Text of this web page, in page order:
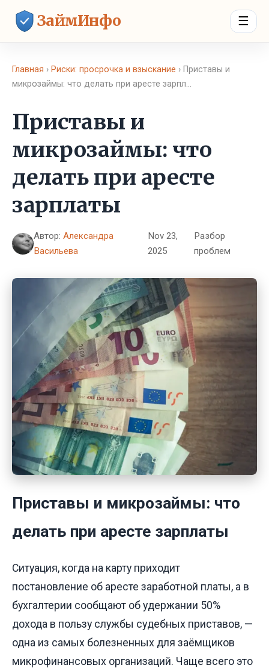
ЗаймИнфо ☰
Главная › Риски: просрочка и взыскание › Приставы и
микрозаймы: что делать при аресте зарпл…
Приставы и
микрозаймы: что
делать при аресте
зарплаты
Автор: Александра
Васильева
Nov 23,
2025
Разбор
проблем
Приставы и микрозаймы: что
делать при аресте зарплаты
Ситуация, когда на карту приходит
постановление об аресте заработной платы, а в
бухгалтерии сообщают об удержании 50%
дохода в пользу службы судебных приставов, —
одна из самых болезненных для заёмщиков
микрофинансовых организаций. Чаще всего это